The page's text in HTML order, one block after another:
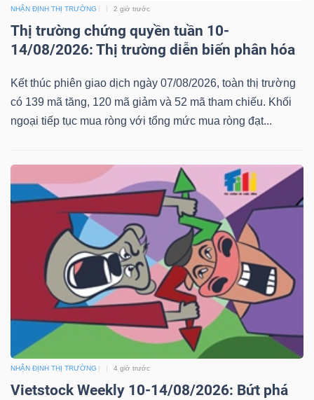
NHẬN ĐỊNH THỊ TRƯỜNG 2 giờ trước
Thị trường chứng quyền tuần 10-
14/08/2026: Thị trường diễn biến phân hóa
Kết thúc phiên giao dịch ngày 07/08/2026, toàn thị trường
có 139 mã tăng, 120 mã giảm và 52 mã tham chiếu. Khối
ngoại tiếp tục mua ròng với tổng mức mua ròng đạt...
NHẬN ĐỊNH THỊ TRƯỜNG 4 giờ trước
Vietstock Weekly 10-14/08/2026: Bứt phá